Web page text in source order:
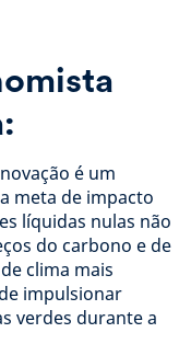
é um
meta de impacto
líquidas nulas não
do carbono e de
clima mais
impulsionar
verdes durante a